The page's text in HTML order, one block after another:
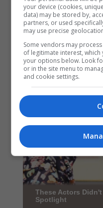
your device (cookies,
data) may be stored by,
partners, or used
may use precise
Some vendors may
of legitimate interest,
your options below. Look
or in the site menu to
and cookie settings.